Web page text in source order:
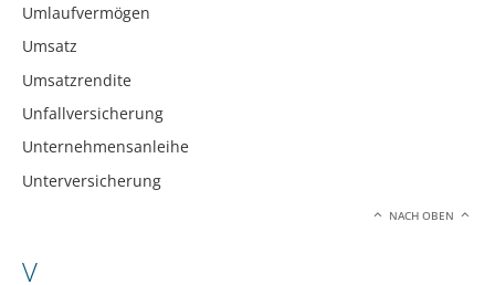
Umlaufvermögen
Umsatz
Umsatzrendite
Unfallversicherung
Unternehmensanleihe
Unterversicherung
NACH OBEN
V